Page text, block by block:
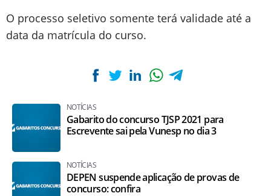
O processo seletivo somente terá validade até a
data da matrícula do curso.
NOTÍCIAS
Gabarito do concurso TJSP 2021 para
Escrevente sai pela Vunesp no dia 3
NOTÍCIAS
DEPEN suspende aplicação de provas de
concurso: confira